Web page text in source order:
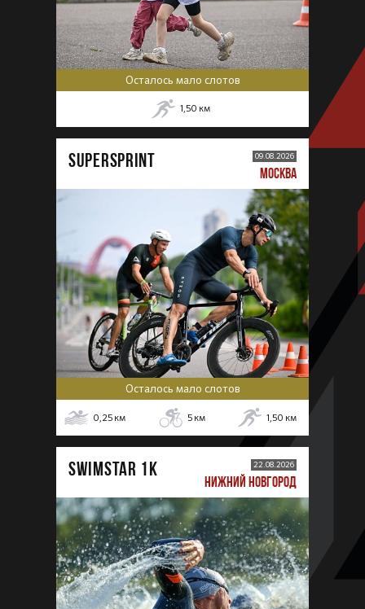
Осталось мало слотов
1,50 км
SUPERSPRINT 09.08.2026
МОСКВА
Осталось мало слотов
0,25 км 5 км 1,50 км
SWIMSTAR 1K 22.08.2026
НИЖНИЙ НОВГОРОД